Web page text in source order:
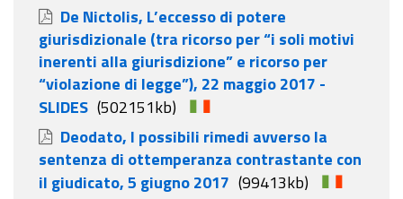
De Nictolis, L’eccesso di potere
giurisdizionale (tra ricorso per “i soli motivi
inerenti alla giurisdizione” e ricorso per
“violazione di legge”), 22 maggio 2017 -
SLIDES (502151kb)
Deodato, I possibili rimedi avverso la
sentenza di ottemperanza contrastante con
il giudicato, 5 giugno 2017 (99413kb)